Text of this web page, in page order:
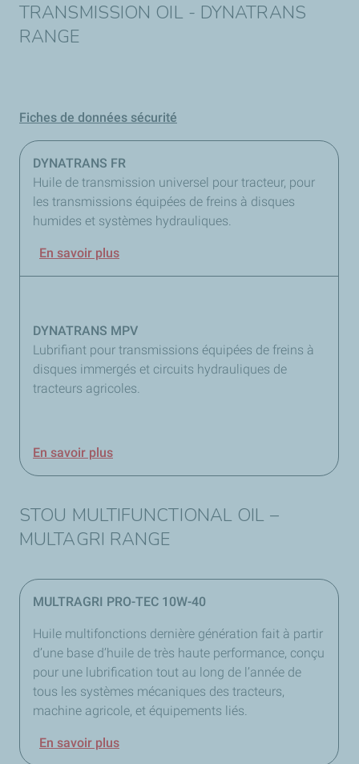
TRANSMISSION OIL - DYNATRANS
RANGE
Fiches de données sécurité
DYNATRANS FR
Huile de transmission universel pour tracteur, pour
les transmissions équipées de freins à disques
humides et systèmes hydrauliques.
En savoir plus
DYNATRANS MPV
Lubrifiant pour transmissions équipées de freins à
disques immergés et circuits hydrauliques de
tracteurs agricoles.
En savoir plus
STOU MULTIFUNCTIONAL OIL –
MULTAGRI RANGE
MULTRAGRI PRO-TEC 10W-40
Huile multifonctions dernière génération fait à partir
d’une base d’huile de très haute performance, conçu
pour une lubrification tout au long de l’année de
tous les systèmes mécaniques des tracteurs,
machine agricole, et équipements liés.
En savoir plus